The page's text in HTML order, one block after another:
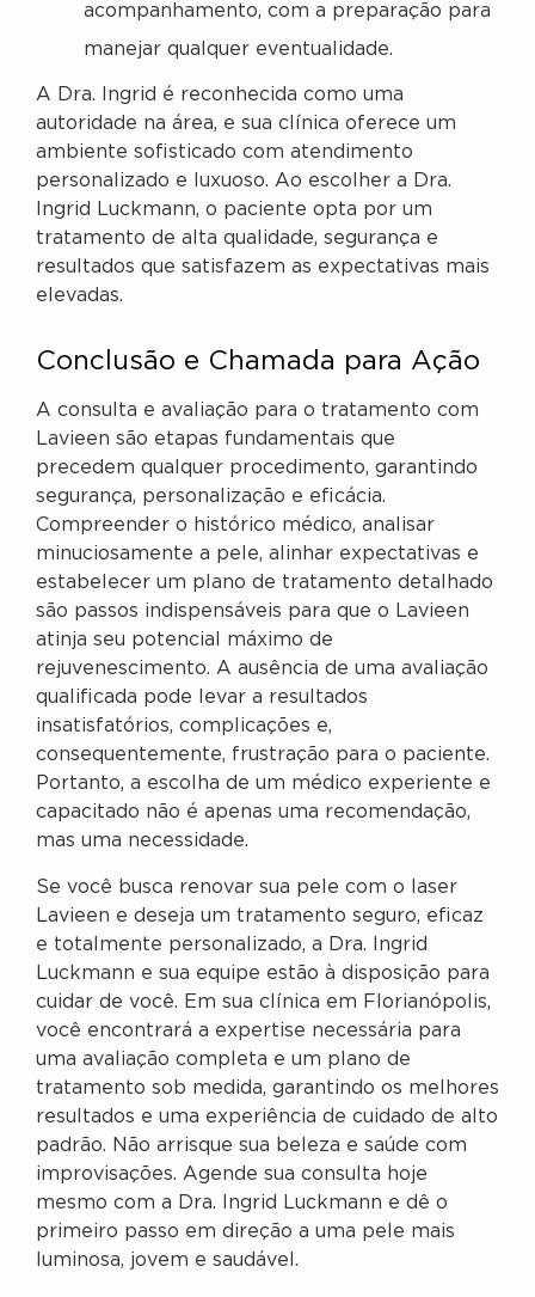
acompanhamento, com a preparação para
manejar qualquer eventualidade.
A Dra. Ingrid é reconhecida como uma
autoridade na área, e sua clínica oferece um
ambiente sofisticado com atendimento
personalizado e luxuoso. Ao escolher a Dra.
Ingrid Luckmann, o paciente opta por um
tratamento de alta qualidade, segurança e
resultados que satisfazem as expectativas mais
elevadas.
Conclusão e Chamada para Ação
A consulta e avaliação para o tratamento com
Lavieen são etapas fundamentais que
precedem qualquer procedimento, garantindo
segurança, personalização e eficácia.
Compreender o histórico médico, analisar
minuciosamente a pele, alinhar expectativas e
estabelecer um plano de tratamento detalhado
são passos indispensáveis para que o Lavieen
atinja seu potencial máximo de
rejuvenescimento. A ausência de uma avaliação
qualificada pode levar a resultados
insatisfatórios, complicações e,
consequentemente, frustração para o paciente.
Portanto, a escolha de um médico experiente e
capacitado não é apenas uma recomendação,
mas uma necessidade.
Se você busca renovar sua pele com o laser
Lavieen e deseja um tratamento seguro, eficaz
e totalmente personalizado, a Dra. Ingrid
Luckmann e sua equipe estão à disposição para
cuidar de você. Em sua clínica em Florianópolis,
você encontrará a expertise necessária para
uma avaliação completa e um plano de
tratamento sob medida, garantindo os melhores
resultados e uma experiência de cuidado de alto
padrão. Não arrisque sua beleza e saúde com
improvisações. Agende sua consulta hoje
mesmo com a Dra. Ingrid Luckmann e dê o
primeiro passo em direção a uma pele mais
luminosa, jovem e saudável.